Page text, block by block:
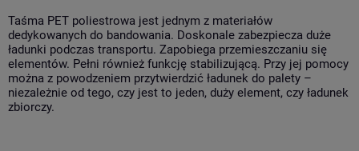
Taśma PET poliestrowa jest jednym z materiałów
dedykowanych do bandowania. Doskonale zabezpiecza duże
ładunki podczas transportu. Zapobiega przemieszczaniu się
elementów. Pełni również funkcję stabilizującą. Przy jej pomocy
można z powodzeniem przytwierdzić ładunek do palety –
niezależnie od tego, czy jest to jeden, duży element, czy ładunek
zbiorczy.